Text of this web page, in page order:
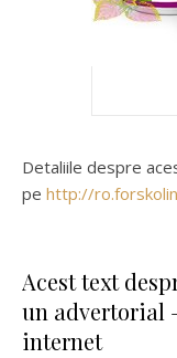
Detaliile despre
pe http://
Acest text
un advertorial
internet